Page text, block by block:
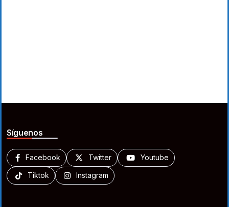
Síguenos
Facebook Twitter Youtube
Tiktok Instagram